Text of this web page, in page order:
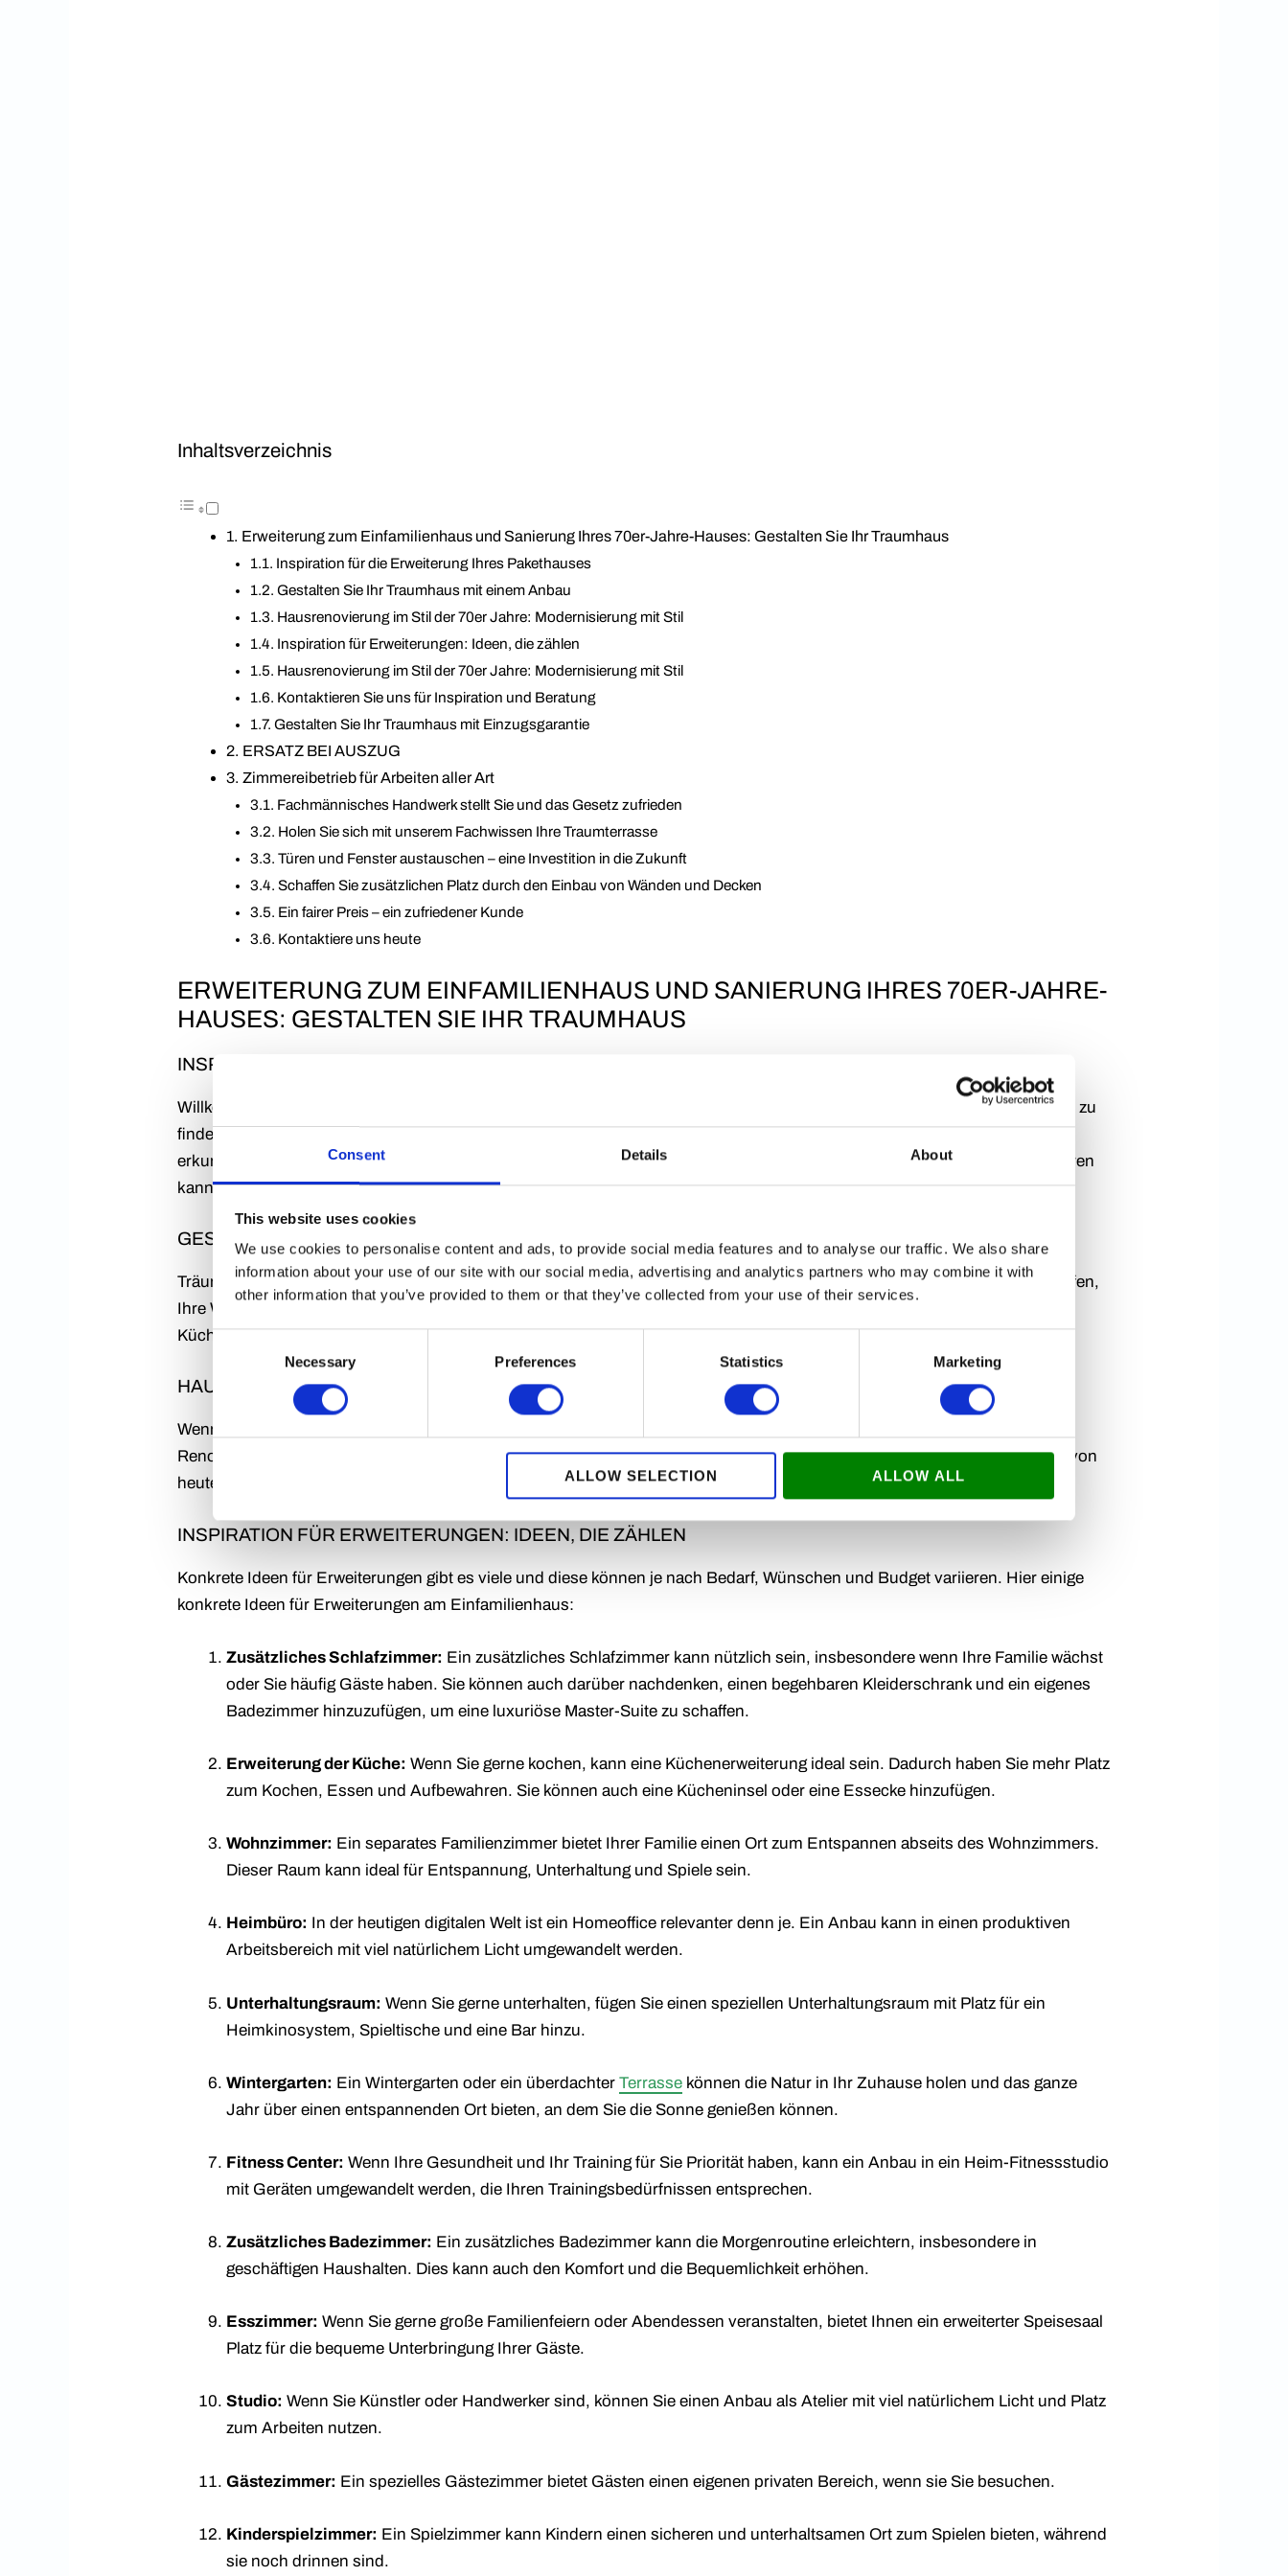
Consent Details About
This website uses cookies
We use cookies to personalise content and ads, to provide social media features and to analyse our traffic. We also share
information about your use of our site with our social media, advertising and analytics partners who may combine it with
other information that you’ve provided to them or that they’ve collected from your use of their services.
Consent
Necessary Preferences Statistics Marketing
ALLOW SELECTION ALLOW ALL
Inhaltsverzeichnis
Erweiterung zum Einfamilienhaus und Sanierung Ihres 70er-Jahre-Hauses: Gestalten Sie Ihr Traumhaus
Inspiration für die Erweiterung Ihres Pakethauses
Gestalten Sie Ihr Traumhaus mit einem Anbau
Hausrenovierung im Stil der 70er Jahre: Modernisierung mit Stil
Inspiration für Erweiterungen: Ideen, die zählen
Hausrenovierung im Stil der 70er Jahre: Modernisierung mit Stil
Kontaktieren Sie uns für Inspiration und Beratung
Gestalten Sie Ihr Traumhaus mit Einzugsgarantie
ERSATZ BEI AUSZUG
Zimmereibetrieb für Arbeiten aller Art
Fachmännisches Handwerk stellt Sie und das Gesetz zufrieden
Holen Sie sich mit unserem Fachwissen Ihre Traumterrasse
Türen und Fenster austauschen – eine Investition in die Zukunft
Schaffen Sie zusätzlichen Platz durch den Einbau von Wänden und Decken
Ein fairer Preis – ein zufriedener Kunde
Kontaktiere uns heute
ERWEITERUNG ZUM EINFAMILIENHAUS UND SANIERUNG IHRES 70ER-JAHRE-
HAUSES: GESTALTEN SIE IHR TRAUMHAUS
INSPIRATION FÜR DIE ERWEITERUNG IHRES PAKETHAUSES
Willkommen bei Uftlytningsgaranti, wo wir Ihnen gerne dabei helfen, Inspiration für die Erweiterung Ihres Einfamilienhauses zu
finden. Wir wissen, wie wichtig es ist, Ihr Zuhause an Ihre aktuellen Bedürfnisse und Wünsche anzupassen. Lassen Sie uns
erkunden, wie ein Anbau Ihrem Einfamilienhaus neue Möglichkeiten eröffnen und Sie für Ihre nächste Renovierung inspirieren
kann.
GESTALTEN SIE IHR TRAUMHAUS MIT EINEM ANBAU
Träumen Sie von mehr Platz, einer modernen Küche oder einem luxuriösen Badezimmer? Eine Erweiterung kann dabei helfen,
Ihre Wohnträume zu verwirklichen. Ganz gleich, ob Sie Ihr Wohnzimmer erweitern, ein Arbeitszimmer einrichten oder Ihre
Küche umgestalten möchten, unser erfahrenes Team hilft Ihnen gerne dabei, das Zuhause Ihrer Träume zu schaffen.
HAUSRENOVIERUNG IM STIL DER 70ER JAHRE: MODERNISIERUNG MIT STIL
Wenn Ihr Haus aus den 70er-Jahren stammt, ist es möglicherweise Zeit für ein Stil-Update. Unsere Expertise umfasst die
Renovierung von Häusern aus den 70er-Jahren, wobei wir über die Trends der Zeit hinausgehen und den Stil und Komfort von
heute in Ihr Zuhause bringen.
INSPIRATION FÜR ERWEITERUNGEN: IDEEN, DIE ZÄHLEN
Konkrete Ideen für Erweiterungen gibt es viele und diese können je nach Bedarf, Wünschen und Budget variieren. Hier einige
konkrete Ideen für Erweiterungen am Einfamilienhaus:
Zusätzliches Schlafzimmer: Ein zusätzliches Schlafzimmer kann nützlich sein, insbesondere wenn Ihre Familie wächst
oder Sie häufig Gäste haben. Sie können auch darüber nachdenken, einen begehbaren Kleiderschrank und ein eigenes
Badezimmer hinzuzufügen, um eine luxuriöse Master-Suite zu schaffen.
Erweiterung der Küche: Wenn Sie gerne kochen, kann eine Küchenerweiterung ideal sein. Dadurch haben Sie mehr Platz
zum Kochen, Essen und Aufbewahren. Sie können auch eine Kücheninsel oder eine Essecke hinzufügen.
Wohnzimmer: Ein separates Familienzimmer bietet Ihrer Familie einen Ort zum Entspannen abseits des Wohnzimmers.
Dieser Raum kann ideal für Entspannung, Unterhaltung und Spiele sein.
Heimbüro: In der heutigen digitalen Welt ist ein Homeoffice relevanter denn je. Ein Anbau kann in einen produktiven
Arbeitsbereich mit viel natürlichem Licht umgewandelt werden.
Unterhaltungsraum: Wenn Sie gerne unterhalten, fügen Sie einen speziellen Unterhaltungsraum mit Platz für ein
Heimkinosystem, Spieltische und eine Bar hinzu.
Wintergarten: Ein Wintergarten oder ein überdachterTerrasse können die Natur in Ihr Zuhause holen und das ganze
Jahr über einen entspannenden Ort bieten, an dem Sie die Sonne genießen können.
Fitness Center: Wenn Ihre Gesundheit und Ihr Training für Sie Priorität haben, kann ein Anbau in ein Heim-Fitnessstudio
mit Geräten umgewandelt werden, die Ihren Trainingsbedürfnissen entsprechen.
Zusätzliches Badezimmer: Ein zusätzliches Badezimmer kann die Morgenroutine erleichtern, insbesondere in
geschäftigen Haushalten. Dies kann auch den Komfort und die Bequemlichkeit erhöhen.
Esszimmer: Wenn Sie gerne große Familienfeiern oder Abendessen veranstalten, bietet Ihnen ein erweiterter Speisesaal
Platz für die bequeme Unterbringung Ihrer Gäste.
Studio: Wenn Sie Künstler oder Handwerker sind, können Sie einen Anbau als Atelier mit viel natürlichem Licht und Platz
zum Arbeiten nutzen.
Gästezimmer: Ein spezielles Gästezimmer bietet Gästen einen eigenen privaten Bereich, wenn sie Sie besuchen.
Kinderspielzimmer: Ein Spielzimmer kann Kindern einen sicheren und unterhaltsamen Ort zum Spielen bieten, während
sie noch drinnen sind.